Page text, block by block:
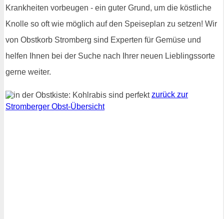
Krankheiten vorbeugen - ein guter Grund, um die köstliche
Knolle so oft wie möglich auf den Speiseplan zu setzen! Wir
von Obstkorb Stromberg sind Experten für Gemüse und
helfen Ihnen bei der Suche nach Ihrer neuen Lieblingssorte
gerne weiter.
zurück zur
Stromberger Obst-Übersicht